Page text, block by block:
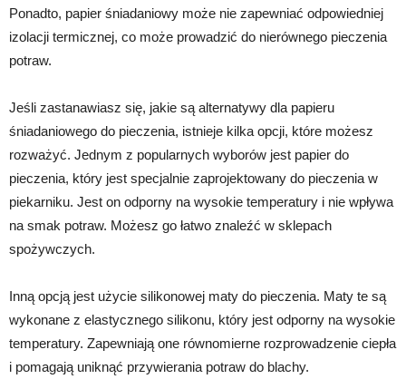
Ponadto, papier śniadaniowy może nie zapewniać odpowiedniej
izolacji termicznej, co może prowadzić do nierównego pieczenia
potraw.
Jeśli zastanawiasz się, jakie są alternatywy dla papieru
śniadaniowego do pieczenia, istnieje kilka opcji, które możesz
rozważyć. Jednym z popularnych wyborów jest papier do
pieczenia, który jest specjalnie zaprojektowany do pieczenia w
piekarniku. Jest on odporny na wysokie temperatury i nie wpływa
na smak potraw. Możesz go łatwo znaleźć w sklepach
spożywczych.
Inną opcją jest użycie silikonowej maty do pieczenia. Maty te są
wykonane z elastycznego silikonu, który jest odporny na wysokie
temperatury. Zapewniają one równomierne rozprowadzenie ciepła
i pomagają uniknąć przywierania potraw do blachy.